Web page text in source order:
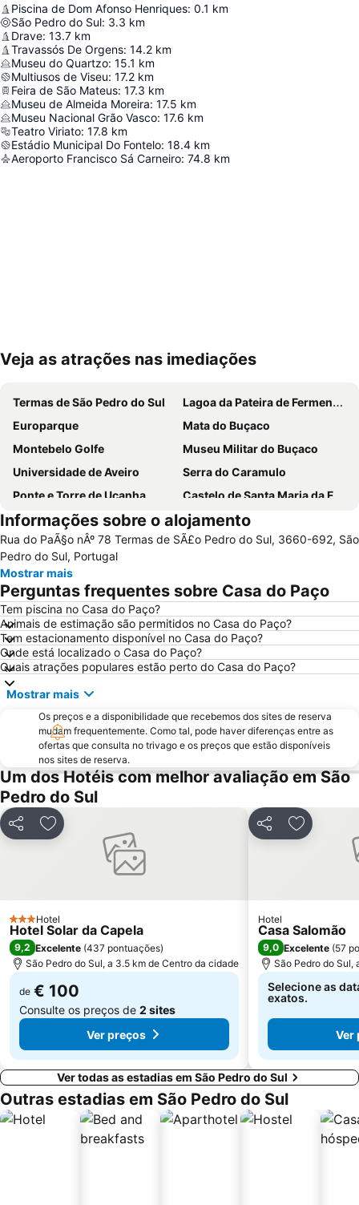
Piscina de Dom Afonso Henriques: 0.1 km
São Pedro do Sul: 3.3 km
Drave: 13.7 km
Travassós De Orgens: 14.2 km
Museu do Quartzo: 15.1 km
Multiusos de Viseu: 17.2 km
Feira de São Mateus: 17.3 km
Museu de Almeida Moreira: 17.5 km
Museu Nacional Grão Vasco: 17.6 km
Teatro Viriato: 17.8 km
Estádio Municipal Do Fontelo: 18.4 km
Aeroporto Francisco Sá Carneiro: 74.8 km
Ampliar mapa
Veja as atrações nas imediações
Termas de São Pedro do Sul
Lagoa da Pateira de Fermentelos
Europarque
Mata do Buçaco
Montebelo Golfe
Museu Militar do Buçaco
Universidade de Aveiro
Serra do Caramulo
Ponte e Torre de Ucanha
Castelo de Santa Maria da Feira
Cascata da Cabreia
Aldeia da Pena
Convento Santa Cruz do Buçaco
Castelo de Lamego
Praça do Rossio
Bioparque - Parque Florestal de Pisão
de Estarreja
Mosteiro de Grijó
Forum Aveiro
Praia Fluvial São João do Monte
Arco romano da Bobadela
Museu da Cidade de Aveiro
Museu do Pão
Kartódromo de Oiã
Praia Fluvial da Folgosa
Obelisco da Batalha do Buçaco
Estádio Municipal de Aveiro
Frecha da Mizarela
Aeródromo de Viseu
Museu de Santa Maria de Lamas
Praia Artificial
Casa de Santar
Quinta dos Compadres
Aristides de Sousa Mendes Foundation
Museu Grão Vasco
Sé Catedral de Aveiro
Expo Trakinas
Igreja da Misericordia
Casa-Museu Marieta Solheiro Madureira
Aldeia de Vila Maior
Salão Automóvel Antigo
Informações sobre o alojamento
Rua do PaÃ§o nÂº 78 Termas de SÃ£o Pedro do Sul, 3660-692, São
Pedro do Sul, Portugal
Mostrar mais
Perguntas frequentes sobre Casa do Paço
Tem piscina no Casa do Paço?
Animais de estimação são permitidos no Casa do Paço?
Tem estacionamento disponível no Casa do Paço?
Onde está localizado o Casa do Paço?
Quais atrações populares estão perto do Casa do Paço?
Mostrar mais
Os preços e a disponibilidade que recebemos dos sites de reserva
mudam frequentemente. Como tal, pode haver diferenças entre as
ofertas que consulta no trivago e os preços que estão disponíveis
nos sites de reserva.
Um dos Hotéis com melhor avaliação em São
Pedro do Sul
PartilharAdicionar aos favoritos
3 Estrelas
Hotel
Hotel Solar da Capela
9,2 Excelente (437 pontuações)
São Pedro do Sul, a 3.5 km de Centro da cidade
de € 100
Consulte os preços de 2 sites
Ver preços
PartilharAdicionar
Hotel
Casa Salomão
9,0 Excelente (57
São Pedro do Sul,
Selecione as
exatos.
Ver
Ver todas as estadias em São Pedro do Sul
Outras estadias em São Pedro do Sul